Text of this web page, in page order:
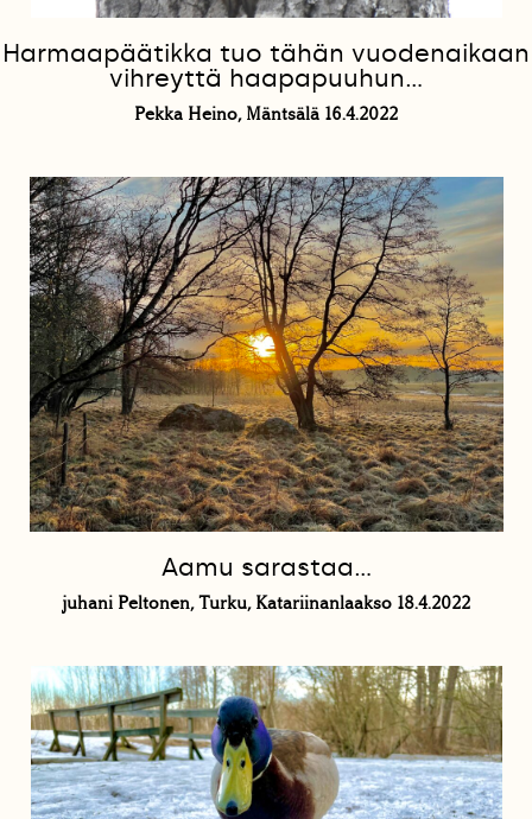
Harmaapäätikka tuo tähän vuodenaikaan
vihreyttä haapapuuhun...
Pekka Heino, Mäntsälä 16.4.2022
Aamu sarastaa...
juhani Peltonen, Turku, Katariinanlaakso 18.4.2022